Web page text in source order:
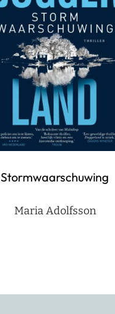
Stormwaarschuwing
Maria Adolfsson